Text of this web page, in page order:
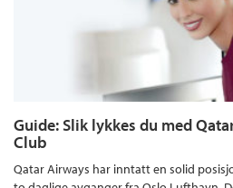
Guide: Slik lykkes du med
Club
Qatar Airways har inntatt en solid